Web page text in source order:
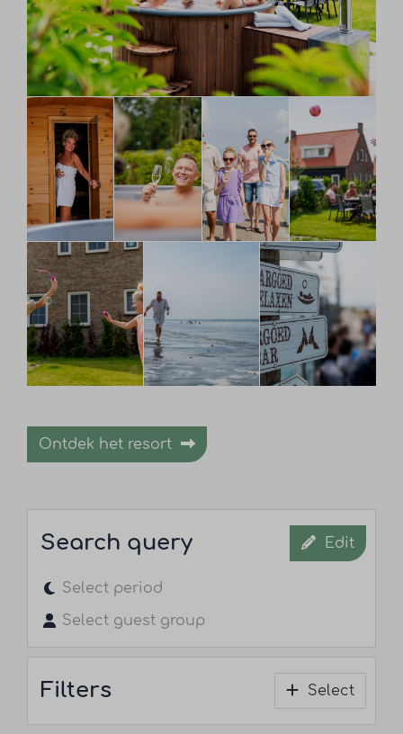
Ontdek het resort
Search query Edit
Select period
Select guest group
Filters Select